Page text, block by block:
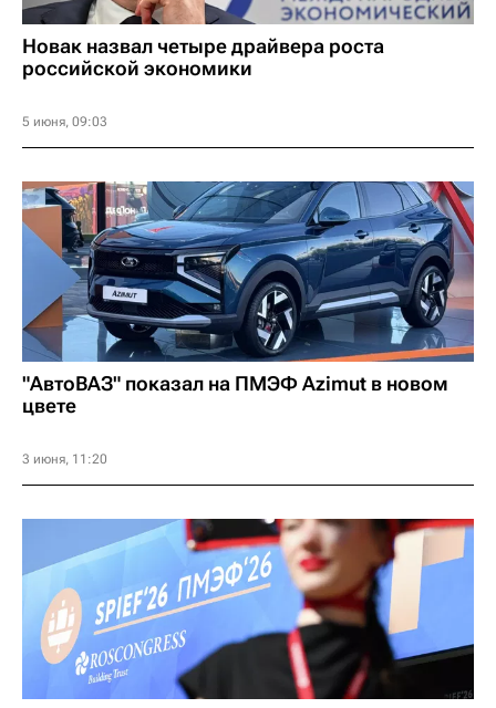
Новак назвал четыре драйвера роста
российской экономики
5 июня, 09:03
"АвтоВАЗ" показал на ПМЭФ Azimut в новом
цвете
3 июня, 11:20